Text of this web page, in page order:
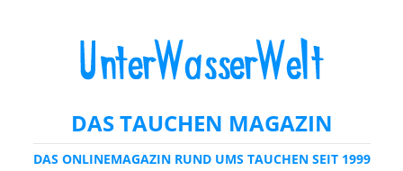
DAS TAUCHEN MAGAZIN
DAS ONLINEMAGAZIN RUND UMS TAUCHEN SEIT 1999